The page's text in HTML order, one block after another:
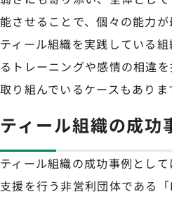
能させることで、個々の能力が
ティール組織を実践している
るトレーニングや感情の相違
取り組んでいるケースもありま
ティール組織の成功
ティール組織の成功事例とし
支援を行う非営利団体である